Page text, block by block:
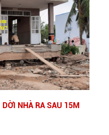
NHÀ RA SAU 15M